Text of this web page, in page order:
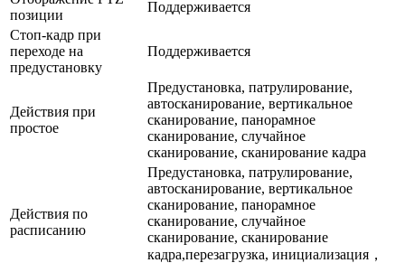
позиции
Поддерживается
Стоп-кадр при
переходе на
предустановку
Поддерживается
Действия при
простое
Предустановка, патрулирование,
автосканирование, вертикальное
сканирование, панорамное
сканирование, случайное
сканирование, сканирование кадра
Действия по
расписанию
Предустановка, патрулирование,
автосканирование, вертикальное
сканирование, панорамное
сканирование, случайное
сканирование, сканирование
кадра,перезагрузка, инициализация，